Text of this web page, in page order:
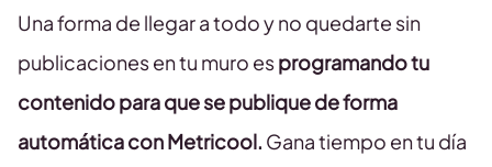
Una forma de llegar a todo y no quedarte sin
publicaciones en tu muro esprogramando tu
contenido para que se publique de forma
automática con Metricool. Gana tiempo en tu día